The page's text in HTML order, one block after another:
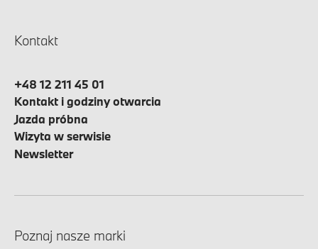
Kontakt
+48 12 211 45 01
Kontakt i godziny otwarcia
Jazda próbna
Wizyta w serwisie
Newsletter
Poznaj nasze marki